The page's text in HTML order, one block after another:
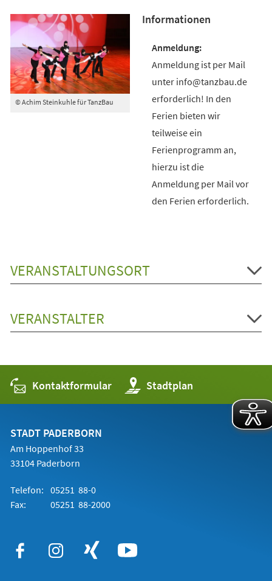
© Achim Steinkuhle für TanzBau
Informationen
Anmeldung ist per Mail
unter info@tanzbau.de
erforderlich! In den
Ferien bieten wir
teilweise ein
Ferienprogramm an,
hierzu ist die
Anmeldung per Mail vor
den Ferien erforderlich.
VERANSTALTUNGSORT
VERANSTALTER
Kontaktformular Stadtplan
(Öffnet
in
einem
STADT PADERBORN
Am Hoppenhof 33
33104 Paderborn
Telefon: 05251 88-0
Fax:
05251 88-2000